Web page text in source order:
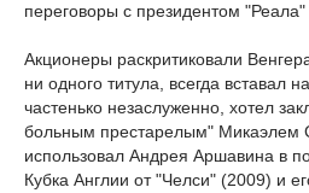
переговоры с президентом
Акционеры раскритиковали
ни одного титула, всегда вставал
частенько незаслуженно, хотел
больным престарелым" Микаэлем
использовал Андрея Аршавина в
Кубка Англии от "Челси" (2009) и